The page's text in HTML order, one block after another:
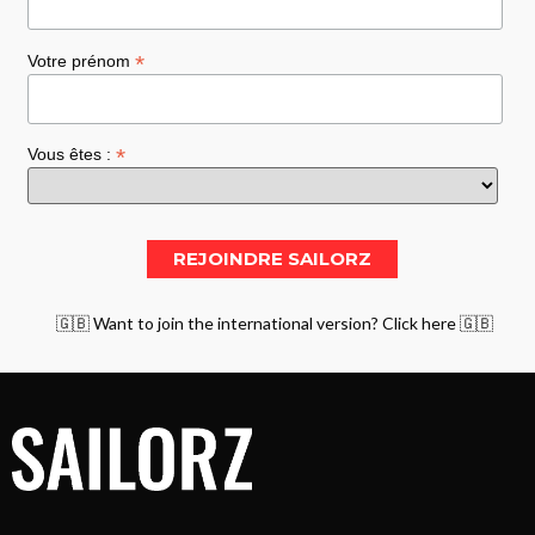
Votre prénom *
Vous êtes : *
🇬🇧 Want to join the international version? Click here 🇬🇧